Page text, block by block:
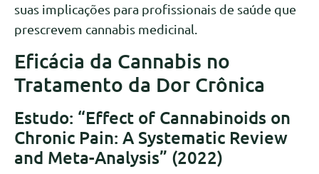
suas implicações para profissionais de saúde que
prescrevem cannabis medicinal.
Eficácia da Cannabis no
Tratamento da Dor Crônica
Estudo: “Effect of Cannabinoids on
Chronic Pain: A Systematic Review
and Meta-Analysis” (2022)